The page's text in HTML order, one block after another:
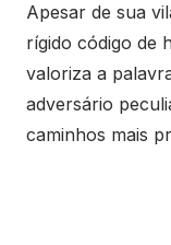
Apesar de sua
rígido código de
valoriza a
adversário
caminhos mais